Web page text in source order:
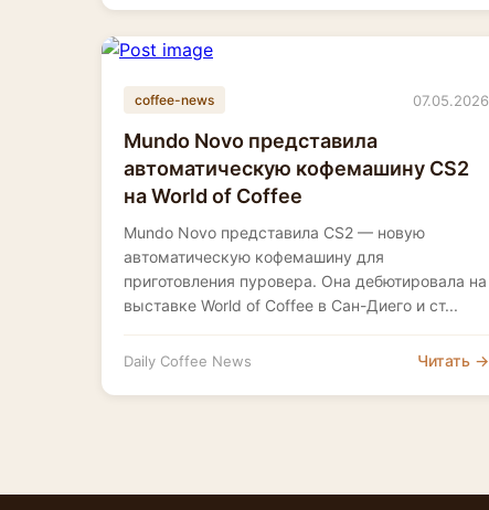
coffee-news 07.05.2026
Mundo Novo представила
автоматическую кофемашину CS2
на World of Coffee
Mundo Novo представила CS2 — новую
автоматическую кофемашину для
приготовления пуровера. Она дебютировала на
выставке World of Coffee в Сан-Диего и ст...
Daily Coffee News Читать →